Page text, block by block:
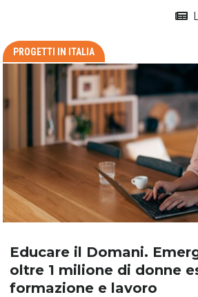
PROGETTI IN ITALIA
Educare il Domani.
oltre 1 milione di donne
formazione e lavoro